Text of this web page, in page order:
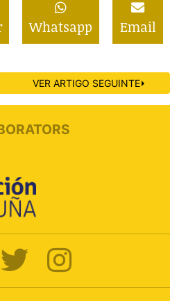
Whatsapp Email
VER ARTIGO SEGUINTE⏵